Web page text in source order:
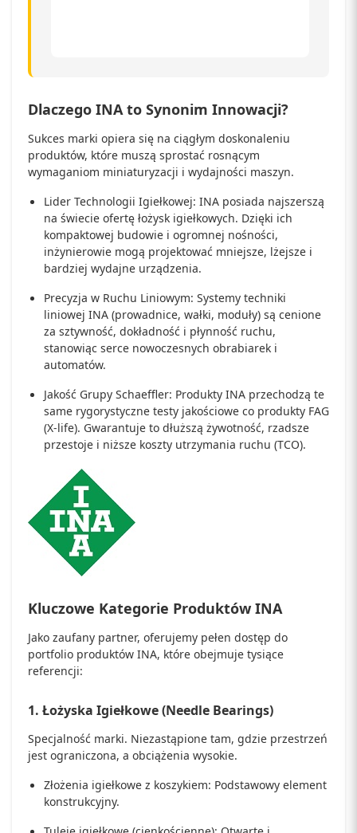
Dlaczego INA to Synonim Innowacji?
Sukces marki opiera się na ciągłym doskonaleniu
produktów, które muszą sprostać rosnącym
wymaganiom miniaturyzacji i wydajności maszyn.
Lider Technologii Igiełkowej: INA posiada najszerszą
na świecie ofertę łożysk igiełkowych. Dzięki ich
kompaktowej budowie i ogromnej nośności,
inżynierowie mogą projektować mniejsze, lżejsze i
bardziej wydajne urządzenia.
Precyzja w Ruchu Liniowym: Systemy techniki
liniowej INA (prowadnice, wałki, moduły) są cenione
za sztywność, dokładność i płynność ruchu,
stanowiąc serce nowoczesnych obrabiarek i
automatów.
Jakość Grupy Schaeffler: Produkty INA przechodzą te
same rygorystyczne testy jakościowe co produkty FAG
(X-life). Gwarantuje to dłuższą żywotność, rzadsze
przestoje i niższe koszty utrzymania ruchu (TCO).
Kluczowe Kategorie Produktów INA
Jako zaufany partner, oferujemy pełen dostęp do
portfolio produktów INA, które obejmuje tysiące
referencji:
1. Łożyska Igiełkowe (Needle Bearings)
Specjalność marki. Niezastąpione tam, gdzie przestrzeń
jest ograniczona, a obciążenia wysokie.
Złożenia igiełkowe z koszykiem: Podstawowy element
konstrukcyjny.